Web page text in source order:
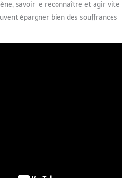
savoir le reconnaître et agir vite
épargner bien des souffrances